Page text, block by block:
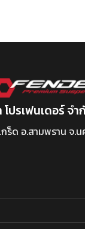
ปรเฟนเดอร์ จำ
ร็ด อ.สามพราน จ.น